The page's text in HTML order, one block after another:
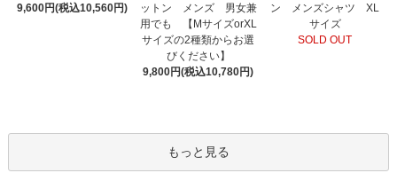
9,600円(税込10,560円)
ットン メンズ 男女兼
用でも 【MサイズorXL
サイズの2種類からお選
びください】
9,800円(税込10,780円)
ン メンズシャツ XL
サイズ
SOLD OUT
もっと見る